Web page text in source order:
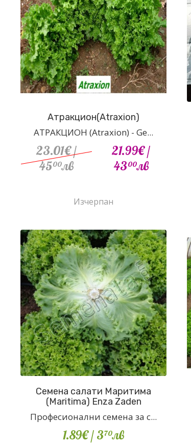
Атракцион(Atraxion)
АТРАКЦИОН (Atraxion) - Ge...
23.01€/
4500лв
21.99€/
4300лв
Изчерпан
Семена салати Маритима
(Maritima) Enza Zaden
Професионални семена за с...
1.89€/ 370лв